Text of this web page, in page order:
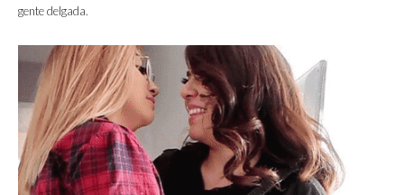
gente delgada.